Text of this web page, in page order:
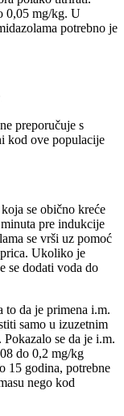
0,05 mg/kg. U
potrebno je
preporučuje s
kod ove populacije
se obično kreće
pre indukcije
se vrši uz pomoć
Ukoliko je
se dodati voda do
to da je primena i.m.
samo u izuzetnim
se da je i.m.
do 0,2 mg/kg
15 godina, potrebne
nego kod